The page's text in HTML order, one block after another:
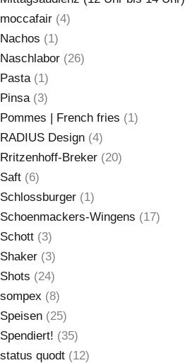
moccafair (4)
Nachos (1)
Naschlabor (26)
Pasta (1)
Pinsa (3)
Pommes | French fries (1)
RADIUS Design (4)
Rritzenhoff-Breker (20)
Saft (6)
Schlossburger (1)
Schoenmackers-Wingens (17)
Schott (3)
Shaker (3)
Shots (24)
sompex (8)
Speisen (25)
Spendiert! (35)
status quodt (12)